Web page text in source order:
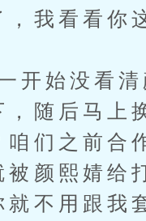
，我看看你
始没看清
，随后马上
咱们之前合
被颜熙婧给
就不用跟我